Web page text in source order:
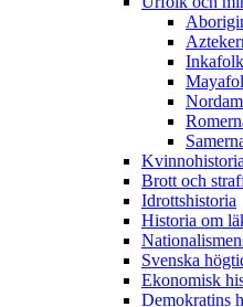
Brott och
Idrottshistoria
Historia om
Svenska
Ekonomisk
Demokratins